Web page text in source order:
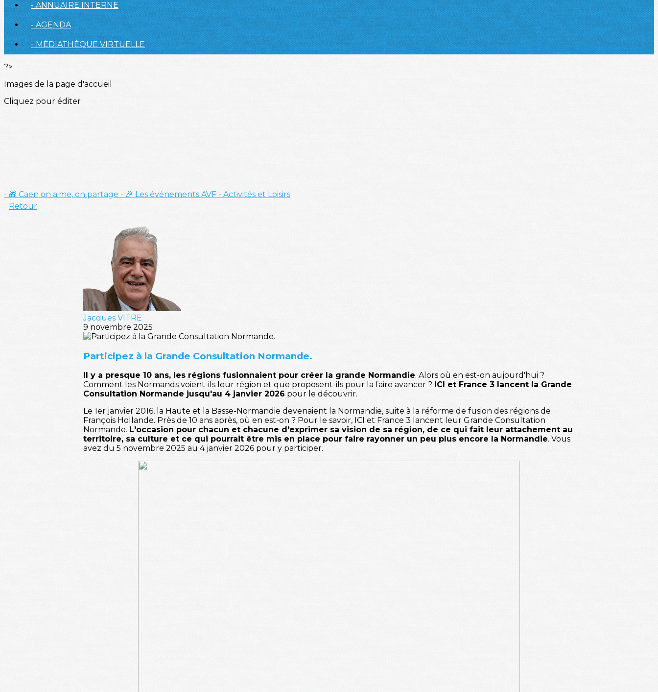
- ANNUAIRE INTERNE
- AGENDA
- MÉDIATHÈQUE VIRTUELLE
?>
Images de la page d'accueil
Cliquez pour éditer
- 🎁 Caen on aime, on partage - 🎉 Les événements AVF - Activités et Loisirs
Retour
Jacques VITRE
9 novembre 2025
Participez à la Grande Consultation Normande.
Il y a presque 10 ans, les régions fusionnaient pour créer la grande Normandie. Alors où en est-on aujourd'hui ?
Comment les Normands voient-ils leur région et que proposent-ils pour la faire avancer ? ICI et France 3 lancent la Grande
Consultation Normande jusqu'au 4 janvier 2026 pour le découvrir.
Le 1er janvier 2016, la Haute et la Basse-Normandie devenaient la Normandie, suite à la réforme de fusion des régions de
François Hollande. Près de 10 ans après, où en est-on ? Pour le savoir, ICI et France 3 lancent leur Grande Consultation
Normande. L'occasion pour chacun et chacune d'exprimer sa vision de sa région, de ce qui fait leur attachement au
territoire, sa culture et ce qui pourrait être mis en place pour faire rayonner un peu plus encore la Normandie. Vous
avez du 5 novembre 2025 au 4 janvier 2026 pour y participer.